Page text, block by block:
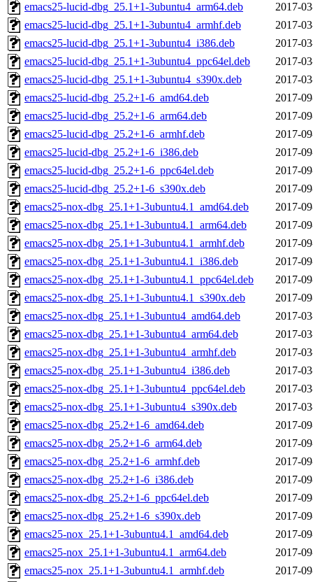
emacs25-lucid-dbg_25.1+1-3ubuntu4_arm64.deb
2017-
emacs25-lucid-dbg_25.1+1-3ubuntu4_armhf.deb
2017-
emacs25-lucid-dbg_25.1+1-3ubuntu4_i386.deb
2017-
emacs25-lucid-dbg_25.1+1-3ubuntu4_ppc64el.deb
2017-
emacs25-lucid-dbg_25.1+1-3ubuntu4_s390x.deb
2017-
emacs25-lucid-dbg_25.2+1-6_amd64.deb
2017-
emacs25-lucid-dbg_25.2+1-6_arm64.deb
2017-
emacs25-lucid-dbg_25.2+1-6_armhf.deb
2017-
emacs25-lucid-dbg_25.2+1-6_i386.deb
2017-
emacs25-lucid-dbg_25.2+1-6_ppc64el.deb
2017-
emacs25-lucid-dbg_25.2+1-6_s390x.deb
2017-
emacs25-nox-dbg_25.1+1-3ubuntu4.1_amd64.deb
2017-
emacs25-nox-dbg_25.1+1-3ubuntu4.1_arm64.deb
2017-
emacs25-nox-dbg_25.1+1-3ubuntu4.1_armhf.deb
2017-
emacs25-nox-dbg_25.1+1-3ubuntu4.1_i386.deb
2017-
emacs25-nox-dbg_25.1+1-3ubuntu4.1_ppc64el.deb
2017-
emacs25-nox-dbg_25.1+1-3ubuntu4.1_s390x.deb
2017-
emacs25-nox-dbg_25.1+1-3ubuntu4_amd64.deb
2017-
emacs25-nox-dbg_25.1+1-3ubuntu4_arm64.deb
2017-
emacs25-nox-dbg_25.1+1-3ubuntu4_armhf.deb
2017-
emacs25-nox-dbg_25.1+1-3ubuntu4_i386.deb
2017-
emacs25-nox-dbg_25.1+1-3ubuntu4_ppc64el.deb
2017-
emacs25-nox-dbg_25.1+1-3ubuntu4_s390x.deb
2017-
emacs25-nox-dbg_25.2+1-6_amd64.deb
2017-
emacs25-nox-dbg_25.2+1-6_arm64.deb
2017-
emacs25-nox-dbg_25.2+1-6_armhf.deb
2017-
emacs25-nox-dbg_25.2+1-6_i386.deb
2017-
emacs25-nox-dbg_25.2+1-6_ppc64el.deb
2017-
emacs25-nox-dbg_25.2+1-6_s390x.deb
2017-
emacs25-nox_25.1+1-3ubuntu4.1_amd64.deb
2017-
emacs25-nox_25.1+1-3ubuntu4.1_arm64.deb
2017-
emacs25-nox_25.1+1-3ubuntu4.1_armhf.deb
2017-